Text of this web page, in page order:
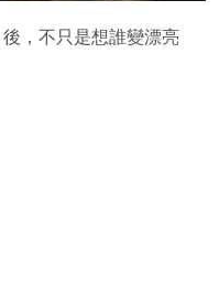
後，不只是想誰變漂亮